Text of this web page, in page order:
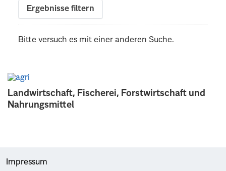
Landwirtschaft, Fischerei, Forstwirtschaft und
Nahrungsmittel
Ergebnisse filtern
Bitte versuch es mit einer anderen Suche.
Impressum